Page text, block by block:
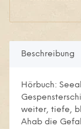
Beschreibung
Hörbuch:
weiter, tiefe,
Ahab die